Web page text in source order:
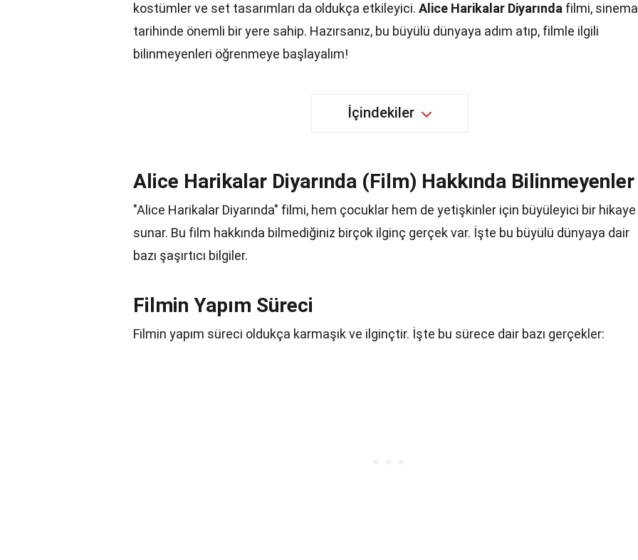
kostümler ve set tasarımları da oldukça etkileyici. Alice Harikalar Diyarında filmi, sinema
tarihinde önemli bir yere sahip. Hazırsanız, bu büyülü dünyaya adım atıp, filmle ilgili
bilinmeyenleri öğrenmeye başlayalım!
İçindekiler
Alice Harikalar Diyarında (Film) Hakkında Bilinmeyenler
"Alice Harikalar Diyarında" filmi, hem çocuklar hem de yetişkinler için büyüleyici bir hikaye
sunar. Bu film hakkında bilmediğiniz birçok ilginç gerçek var. İşte bu büyülü dünyaya dair
bazı şaşırtıcı bilgiler.
Filmin Yapım Süreci
Filmin yapım süreci oldukça karmaşık ve ilginçtir. İşte bu sürece dair bazı gerçekler: